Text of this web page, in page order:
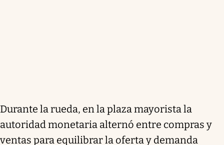
Durante la rueda, en la plaza mayorista la
autoridad monetaria alternó entre compras y
ventas para equilibrar la oferta y demanda